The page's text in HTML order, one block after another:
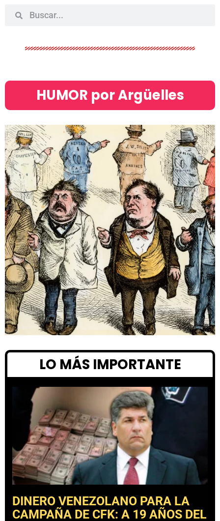
HUMOR por Argüelles​
LO MÁS IMPORTANTE
DINERO VENEZOLANO PARA LA
CAMPAÑA DE CFK: A 19 AÑOS DEL